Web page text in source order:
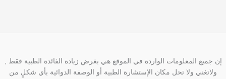
إن جميع المعلومات الواردة في الموقع هي بغرض زيادة الفائدة الطبية فقط ,
ولاتغني ولا تحل مكان الإستشارة الطبية أو الوصفة الدوائية بأي شكلٍ من